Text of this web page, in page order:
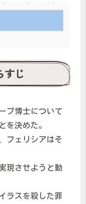
すじ
ブ博士について
を決めた。
フェリシアはそ
現させようと動
ラスを殺した罪